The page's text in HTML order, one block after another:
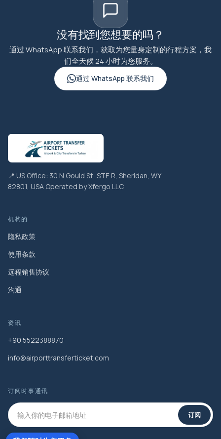
没有找到您想要的吗？
通过 WhatsApp 联系我们，获取为您量身定制的行程方案，我
们全天候 24 小时为您服务。
通过 WhatsApp 联系我们
📍 US Office: 30 N Gould St, STE R, Sheridan, WY
82801, USA Operated by Xfergo LLC
机构的
隐私政策
使用条款
远程销售协议
沟通
资讯
+90 5522388870
info@airporttransferticket.com
订阅时事通讯
订阅